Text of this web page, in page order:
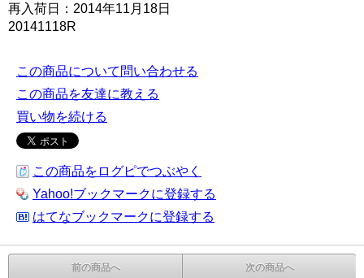
再入荷日：2014年11月18日
20141118R
この商品について問い合わせる
この商品を友達に教える
買い物を続ける
この商品をログピでつぶやく
Yahoo!ブックマークに登録する
はてなブックマークに登録する
前の商品へ 次の商品へ